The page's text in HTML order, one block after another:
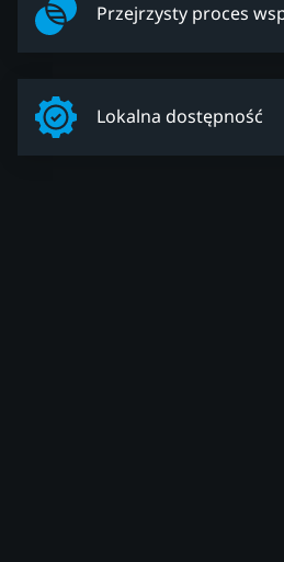
Przejrzysty proces
Lokalna dostępność